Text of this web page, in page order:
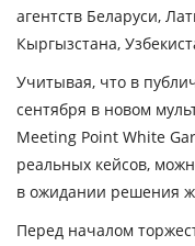
агентств Беларуси,
Кыргызстана,
Учитывая, что в
сентября в новом
Meeting Point White
реальных кейсов,
в ожидании решения
Перед началом